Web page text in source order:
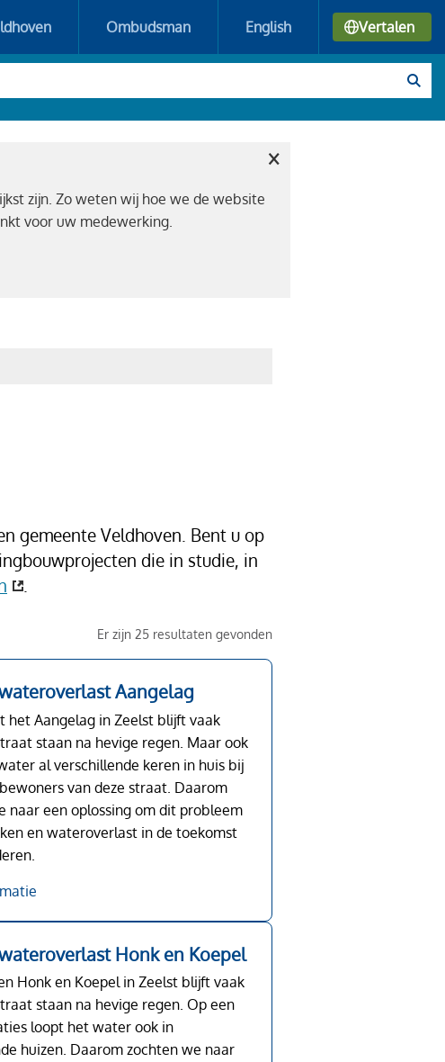
Ombudsman English Vertalen
zijn. Zo weten wij hoe we de website
voor uw medewerking.
×
gemeente Veldhoven. Bent u op
die in studie, in
.
Er zijn 25 resultaten gevonden
Aangelag
het Aangelag in Zeelst blijft vaak
staan na hevige regen. Maar ook
al verschillende keren in huis bij
van deze straat. Daarom
naar een oplossing om dit probleem
en wateroverlast in de toekomst
Honk en Koepel
Honk en Koepel in Zeelst blijft vaak
staan na hevige regen. Op een
loopt het water ook in
huizen. Daarom zochten we naar